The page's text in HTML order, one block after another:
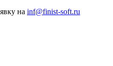
на inf@finist-soft.ru